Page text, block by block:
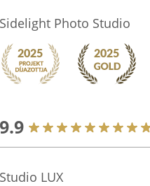
Sidelight Photo Studio
9.9
Studio LUX